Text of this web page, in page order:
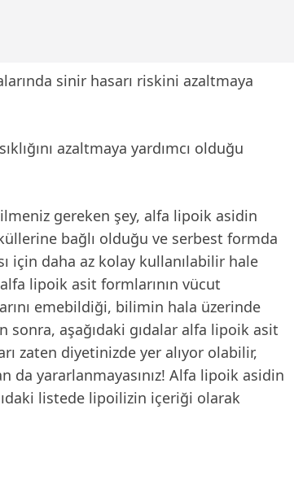
sinir hasarı riskini azaltmaya
azaltmaya yardımcı olduğu
gereken şey, alfa lipoik asidin
bağlı olduğu ve serbest formda
için daha az kolay kullanılabilir hale
lipoik asit formlarının vücut
emebildiği, bilimin hala üzerinde
sonra, aşağıdaki gıdalar alfa lipoik asit
zaten diyetinizde yer alıyor olabilir,
da yararlanmayasınız! Alfa lipoik asidin
listede lipoilizin içeriği olarak